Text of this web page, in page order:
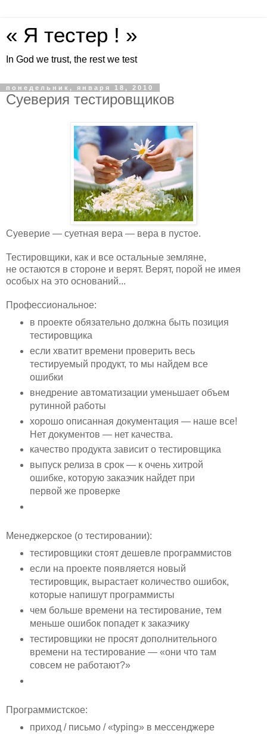
« Я тестер ! »
In God we trust, the rest we test
понедельник, января 18, 2010
Суеверия тестировщиков
Суеверие — суетная вера — вера в пустое.
Тестировщики, как и все остальные земляне,
не остаются в стороне и верят. Верят, порой не имея
особых на это оснований...
Профессиональное:
в проекте обязательно должна быть позиция
тестировщика
если хватит времени проверить весь
тестируемый продукт, то мы найдем все
ошибки
внедрение автоматизации уменьшает объем
рутинной работы
хорошо описанная документация — наше все!
Нет документов — нет качества.
качество продукта зависит о тестировщика
выпуск релиза в срок — к очень хитрой
ошибке, которую заказчик найдет при
первой же проверке
Менеджерское (о тестировании):
тестировщики стоят дешевле программистов
если на проекте появляется новый
тестировщик, вырастает количество ошибок,
которые напишут программисты
чем больше времени на тестирование, тем
меньше ошибок попадет к заказчику
тестировщики не просят дополнительного
времени на тестирование — «они что там
совсем не работают?»
Программистское:
приход / письмо / «typing» в мессенджере